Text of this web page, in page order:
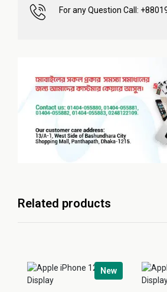
For any Question Call:
Related products
New